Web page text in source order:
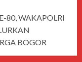
80, WAKAPOLRI
BOGOR